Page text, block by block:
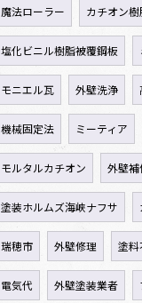
魔法ローラー カチオン樹
塩化ビニル樹脂被覆鋼板
モニエル瓦 外壁洗浄
機械固定法 ミーティア
モルタルカチオン 外壁補
塗装ホルムズ海峡ナフサ
瑞穂市 外壁修理 塗料
電気代 外壁塗装業者